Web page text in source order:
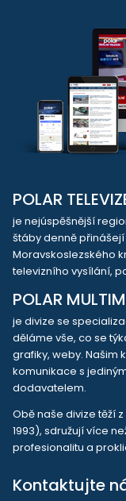
POLAR
je nejúspěšnější
štáby denně
Moravskoslezského
televizního vysílání,
POLAR
je divize se
děláme vše, co se
grafiky, weby. Našim
komunikace s
dodavatelem.
Obě naše divize těží
1993), sdružují více
profesionalitu a
Kontaktujte